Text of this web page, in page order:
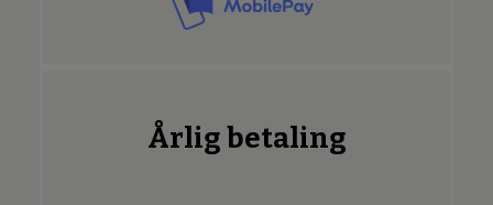
Årlig betaling